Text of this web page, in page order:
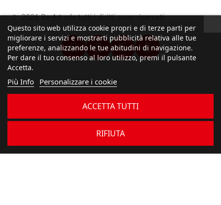
2026 Be Art srls tutti i diritti sono riservati
Questo sito web utilizza cookie propri e di terze parti per
migliorare i servizi e mostrarti pubblicità relativa alle tue
preferenze, analizzando le tue abitudini di navigazione.
Per dare il tuo consenso al loro utilizzo, premi il pulsante
Accetta.
Più Info Personalizzare i cookie
RIFIUTA
ACCETTA TUTTI